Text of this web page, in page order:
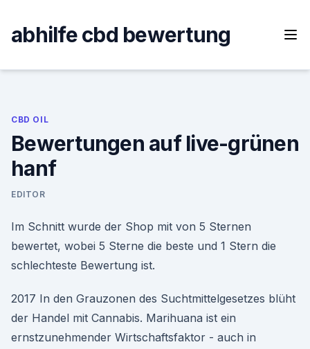
content
abhilfe cbd bewertung
CBD OIL
Bewertungen auf live-grünen
hanf
EDITOR
Im Schnitt wurde der Shop mit von 5 Sternen
bewertet, wobei 5 Sterne die beste und 1 Stern die
schlechteste Bewertung ist.
2017 In den Grauzonen des Suchtmittelgesetzes blüht
der Handel mit Cannabis. Marihuana ist ein
ernstzunehmender Wirtschaftsfaktor - auch in